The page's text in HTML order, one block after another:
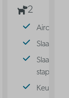
2
stapelbed
Keuken